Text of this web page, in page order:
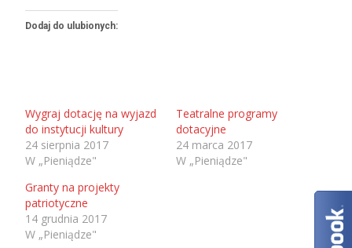
Dodaj do ulubionych:
Wygraj dotację na wyjazd
do instytucji kultury
24 sierpnia 2017
W „Pieniądze"
Teatralne programy
dotacyjne
24 marca 2017
W „Pieniądze"
Granty na projekty
patriotyczne
14 grudnia 2017
W „Pieniądze"